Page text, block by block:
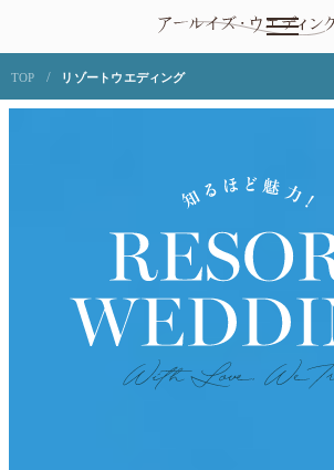
TOP / リゾートウエディング